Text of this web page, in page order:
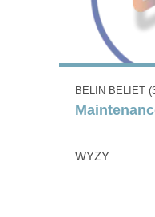
BELIN BELIET
WYZY